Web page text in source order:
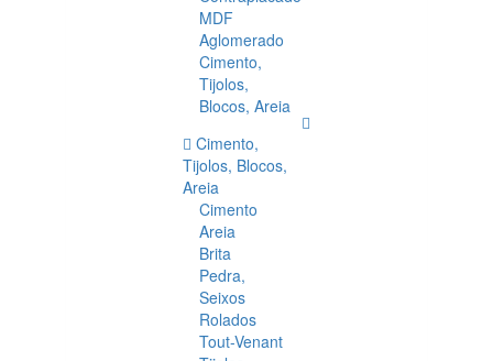
MDF
Aglomerado
Cimento,
Tijolos,
Blocos, Areia
Cimento,
Tijolos, Blocos,
Areia
Cimento
Areia
Brita
Pedra,
Seixos
Rolados
Tout-Venant